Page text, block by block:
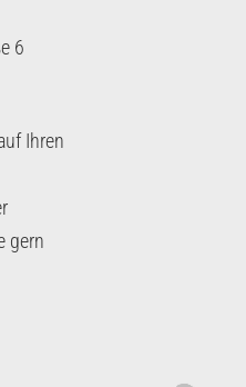
6
Ihren
gern